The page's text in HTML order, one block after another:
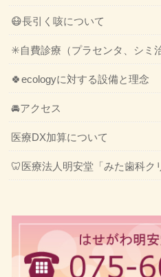
😷長引く咳について
✳️自費診療（プラセンタ、シミ
🍀ecologyに対する設備と理念
🚘アクセス
医療DX加算について
🦷医療法人明安堂「みた歯科ク